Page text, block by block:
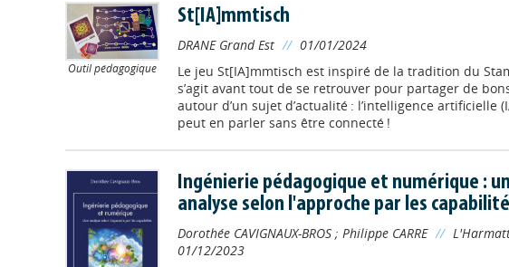
Outil pédagogique
St[IA]mmtisch
DRANE Grand Est // 01/01/2024
Le jeu St[IA]mmtisch est inspiré de la tradition du
s’agit avant tout de se retrouver pour partager de
autour d’un sujet d’actualité : l’intelligence artificielle
peut en parler sans être connecté !
Ingénierie pédagogique et numérique :
analyse selon l'approche par les
Dorothée CAVIGNAUX-BROS; Philippe CARRE //
01/12/2023